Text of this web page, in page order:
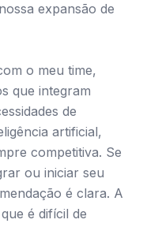
expansão de
o meu time,
que integram
de
artificial,
competitiva. Se
ou iniciar seu
é clara. A
é difícil de